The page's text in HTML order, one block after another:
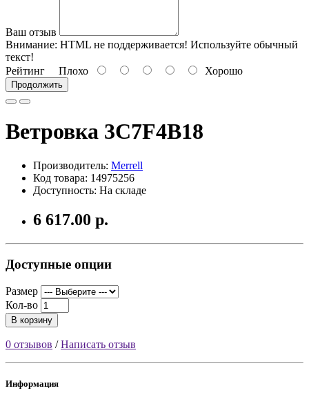
Ваш отзыв
Внимание: HTML не поддерживается! Используйте обычный
текст!
Рейтинг Плохо Хорошо
Продолжить
Ветровка 3C7F4B18
Производитель: Merrell
Код товара: 14975256
Доступность: На складе
6 617.00 р.
Доступные опции
Размер
Кол-во
В корзину
0 отзывов /Написать отзыв
Информация